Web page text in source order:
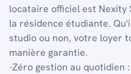
locataire officiel est Nexity
la résidence étudiante.
studio ou non, votre loyer
manière garantie.
-Zéro gestion au quotidien